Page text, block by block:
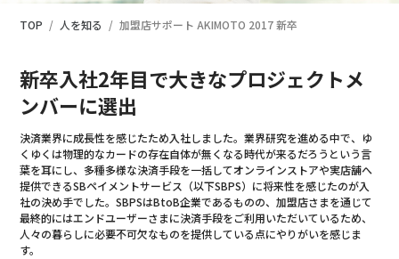
TOP 人を知る 加盟店サポート AKIMOTO 2017 新卒
新卒入社2年目で大きなプロジェクトメ
ンバーに選出
決済業界に成長性を感じたため入社しました。業界研究を進める中で、ゆ
くゆくは物理的なカードの存在自体が無くなる時代が来るだろうという言
葉を耳にし、多種多様な決済手段を一括してオンラインストアや実店舗へ
提供できるSBペイメントサービス（以下SBPS）に将来性を感じたのが入
社の決め手でした。SBPSはBtoB企業であるものの、加盟店さまを通じて
最終的にはエンドユーザーさまに決済手段をご利用いただいているため、
人々の暮らしに必要不可欠なものを提供している点にやりがいを感じま
す。